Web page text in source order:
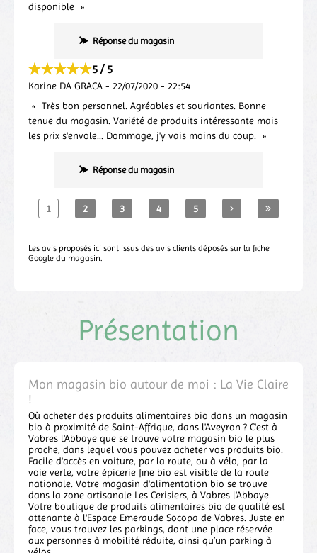
disponible
Réponse du magasin
5 / 5
Karine DA GRACA - 22/07/2020 - 22:54
Très bon personnel. Agréables et souriantes. Bonne
tenue du magasin. Variété de produits intéressante mais
les prix s'envole... Dommage, j'y vais moins du coup.
Réponse du magasin
1 2 3 4 5
Les avis proposés ici sont issus des avis clients déposés sur la fiche
Google du magasin.
Présentation
Mon magasin bio autour de moi : La Vie Claire
!
Où acheter des produits alimentaires bio dans un magasin
bio à proximité de Saint-Affrique, dans l'Aveyron ? C'est à
Vabres l'Abbaye que se trouve votre magasin bio le plus
proche, dans lequel vous pouvez acheter vos produits bio.
Facile d'accès en voiture, par la route, ou à vélo, par la
voie verte, votre épicerie fine bio est visible de la route
nationale. Votre magasin d'alimentation bio se trouve
dans la zone artisanale Les Cerisiers, à Vabres l'Abbaye.
Votre boutique de produits alimentaires bio de qualité est
attenante à l'Espace Emeraude Socopa de Vabres. Juste en
face, vous trouvez les parkings, dont une place réservée
aux personnes à mobilité réduite, ainsi qu’un parking à